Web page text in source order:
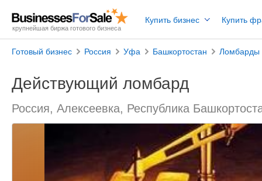
крупнейшая биржа готового бизнеса
Купить бизнес Купить
Готовый бизнес Россия Уфа Башкортостан Ломбарды
Действующий ломбард
Россия, Алексеевка, Республика